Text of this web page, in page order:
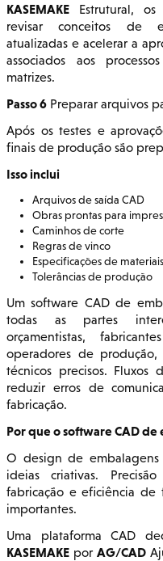
KASEMAKE Estrutural, os
revisar conceitos de
atualizadas e acelerar a
associados aos
matrizes.
Passo 6 Preparar arquivos
Após os testes e
finais de produção são
Isso inclui
Arquivos de saída CAD
Obras prontas para
Caminhos de corte
Regras de vinco
Especificações de materiais
Tolerâncias de produção
Um software CAD de
todas as partes
orçamentistas,
operadores de
técnicos precisos. Fluxos
reduzir erros de
fabricação.
Por que o software CAD
O design de
ideias criativas.
fabricação e eficiência
importantes.
Uma plataforma CAD
KASEMAKE porAG/CAD